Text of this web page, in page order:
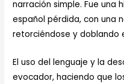
narración simple. Fue una
español pérdida, con una
retorciéndose y doblando
El uso del lenguaje y la
evocador, haciendo que